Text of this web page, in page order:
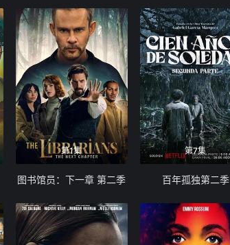
第1集
图书馆员：下一章 第二季
第7集
百年孤独第二季